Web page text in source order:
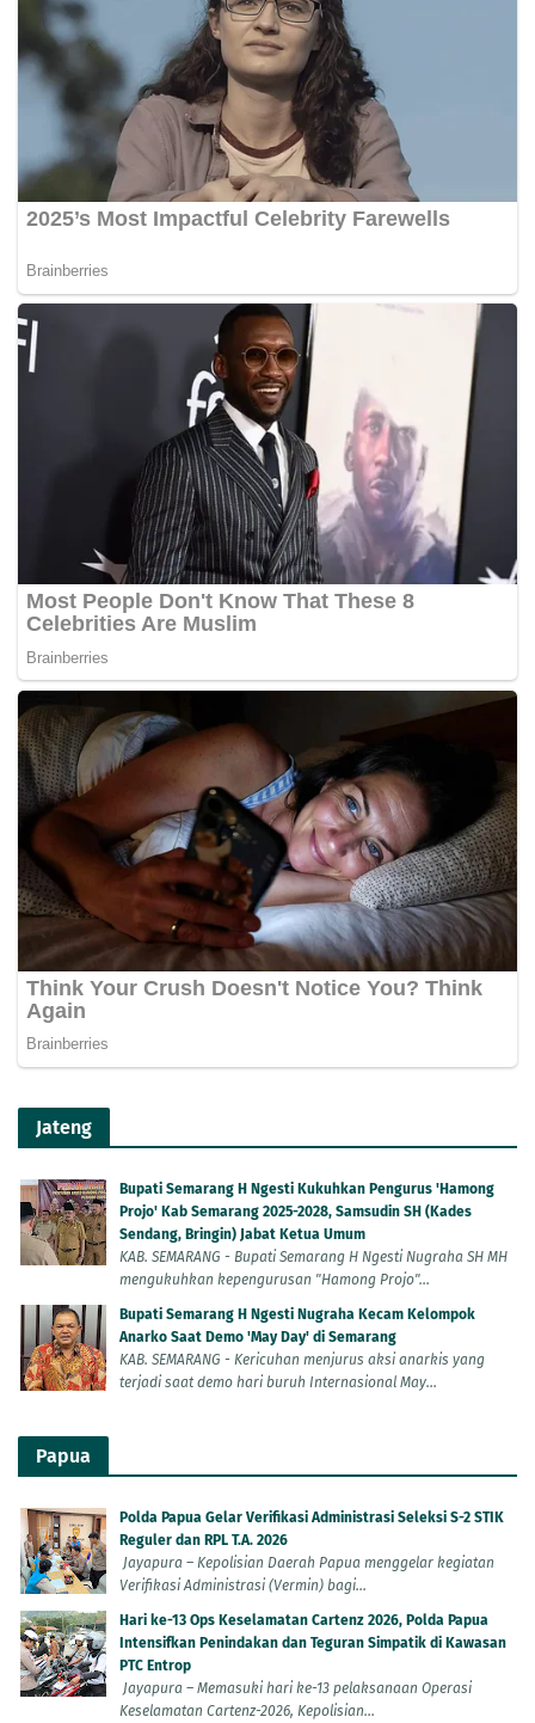
Jateng
Bupati Semarang H Ngesti Kukuhkan Pengurus 'Hamong
Projo' Kab Semarang 2025-2028, Samsudin SH (Kades
Sendang, Bringin) Jabat Ketua Umum
KAB. SEMARANG - Bupati Semarang H Ngesti Nugraha SH MH
mengukuhkan kepengurusan "Hamong Projo"...
Bupati Semarang H Ngesti Nugraha Kecam Kelompok
Anarko Saat Demo 'May Day' di Semarang
KAB. SEMARANG - Kericuhan menjurus aksi anarkis yang
terjadi saat demo hari buruh Internasional May...
Papua
Polda Papua Gelar Verifikasi Administrasi Seleksi S-2 STIK
Reguler dan RPL T.A. 2026
Jayapura – Kepolisian Daerah Papua menggelar kegiatan
Verifikasi Administrasi (Vermin) bagi...
Hari ke-13 Ops Keselamatan Cartenz 2026, Polda Papua
Intensifkan Penindakan dan Teguran Simpatik di Kawasan
PTC Entrop
Jayapura – Memasuki hari ke-13 pelaksanaan Operasi
Keselamatan Cartenz-2026, Kepolisian...